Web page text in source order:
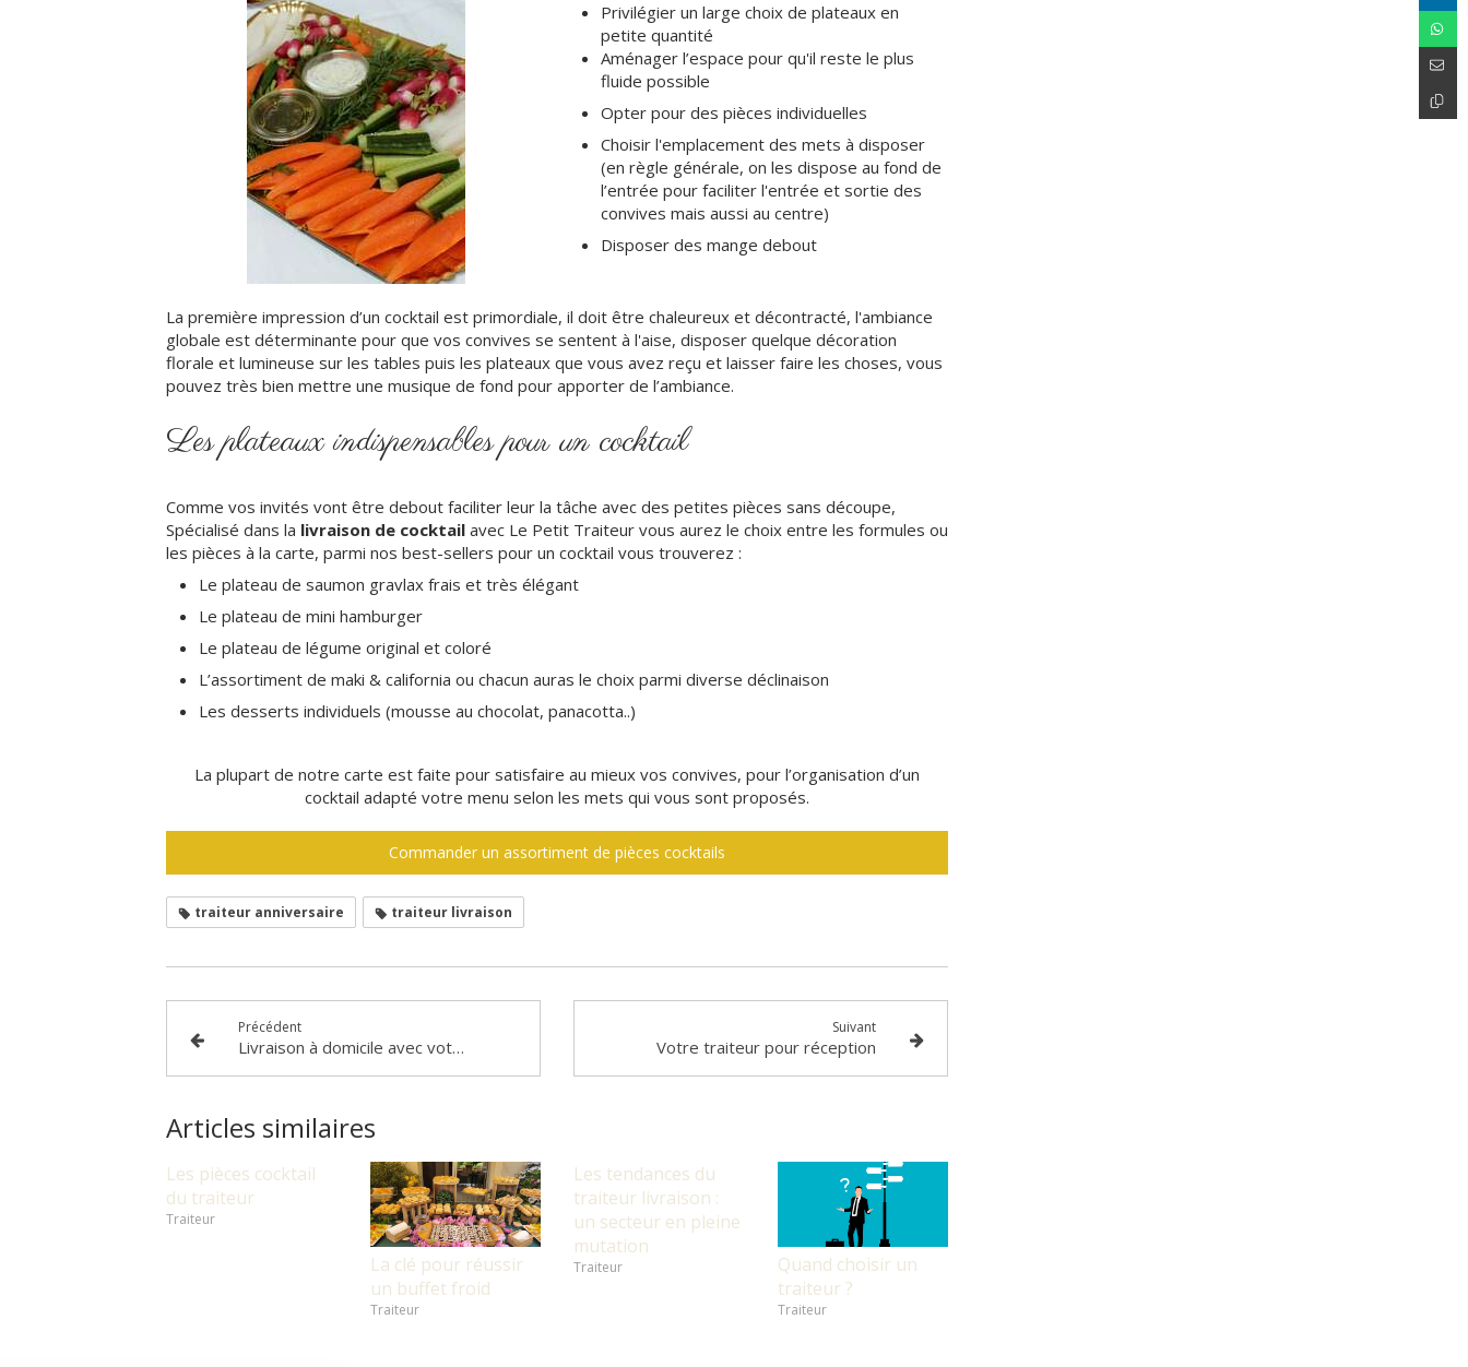
Privilégier un large choix de plateaux en
petite quantité
Aménager l’espace pour qu'il reste le plus
fluide possible
Opter pour des pièces individuelles
Choisir l'emplacement des mets à disposer
(en règle générale, on les dispose au fond de
l’entrée pour faciliter l'entrée et sortie des
convives mais aussi au centre)
Disposer des mange debout
La première impression d’un cocktail est primordiale, il doit être chaleureux et décontracté, l'ambiance
globale est déterminante pour que vos convives se sentent à l'aise, disposer quelque décoration
florale et lumineuse sur les tables puis les plateaux que vous avez reçu et laisser faire les choses, vous
pouvez très bien mettre une musique de fond pour apporter de l’ambiance.
Les plateaux indispensables pour un cocktail
Comme vos invités vont être debout faciliter leur la tâche avec des petites pièces sans découpe,
Spécialisé dans la livraison de cocktail avec Le Petit Traiteur vous aurez le choix entre les formules ou
les pièces à la carte, parmi nos best-sellers pour un cocktail vous trouverez :
Le plateau de saumon gravlax frais et très élégant
Le plateau de mini hamburger
Le plateau de légume original et coloré
L’assortiment de maki & california ou chacun auras le choix parmi diverse déclinaison
Les desserts individuels (mousse au chocolat, panacotta..)
La plupart de notre carte est faite pour satisfaire au mieux vos convives, pour l’organisation d’un
cocktail adapté votre menu selon les mets qui vous sont proposés.
Commander un assortiment de pièces cocktails
traiteur anniversaire traiteur livraison
Précédent
Livraison à domicile avec votre traiteur
Suivant
Votre traiteur pour réception
Articles similaires
Les pièces cocktail
du traiteur
Traiteur
La clé pour réussir
un buffet froid
Traiteur
Les tendances du
traiteur livraison :
un secteur en pleine
mutation
Traiteur
Quand choisir un
traiteur ?
Traiteur